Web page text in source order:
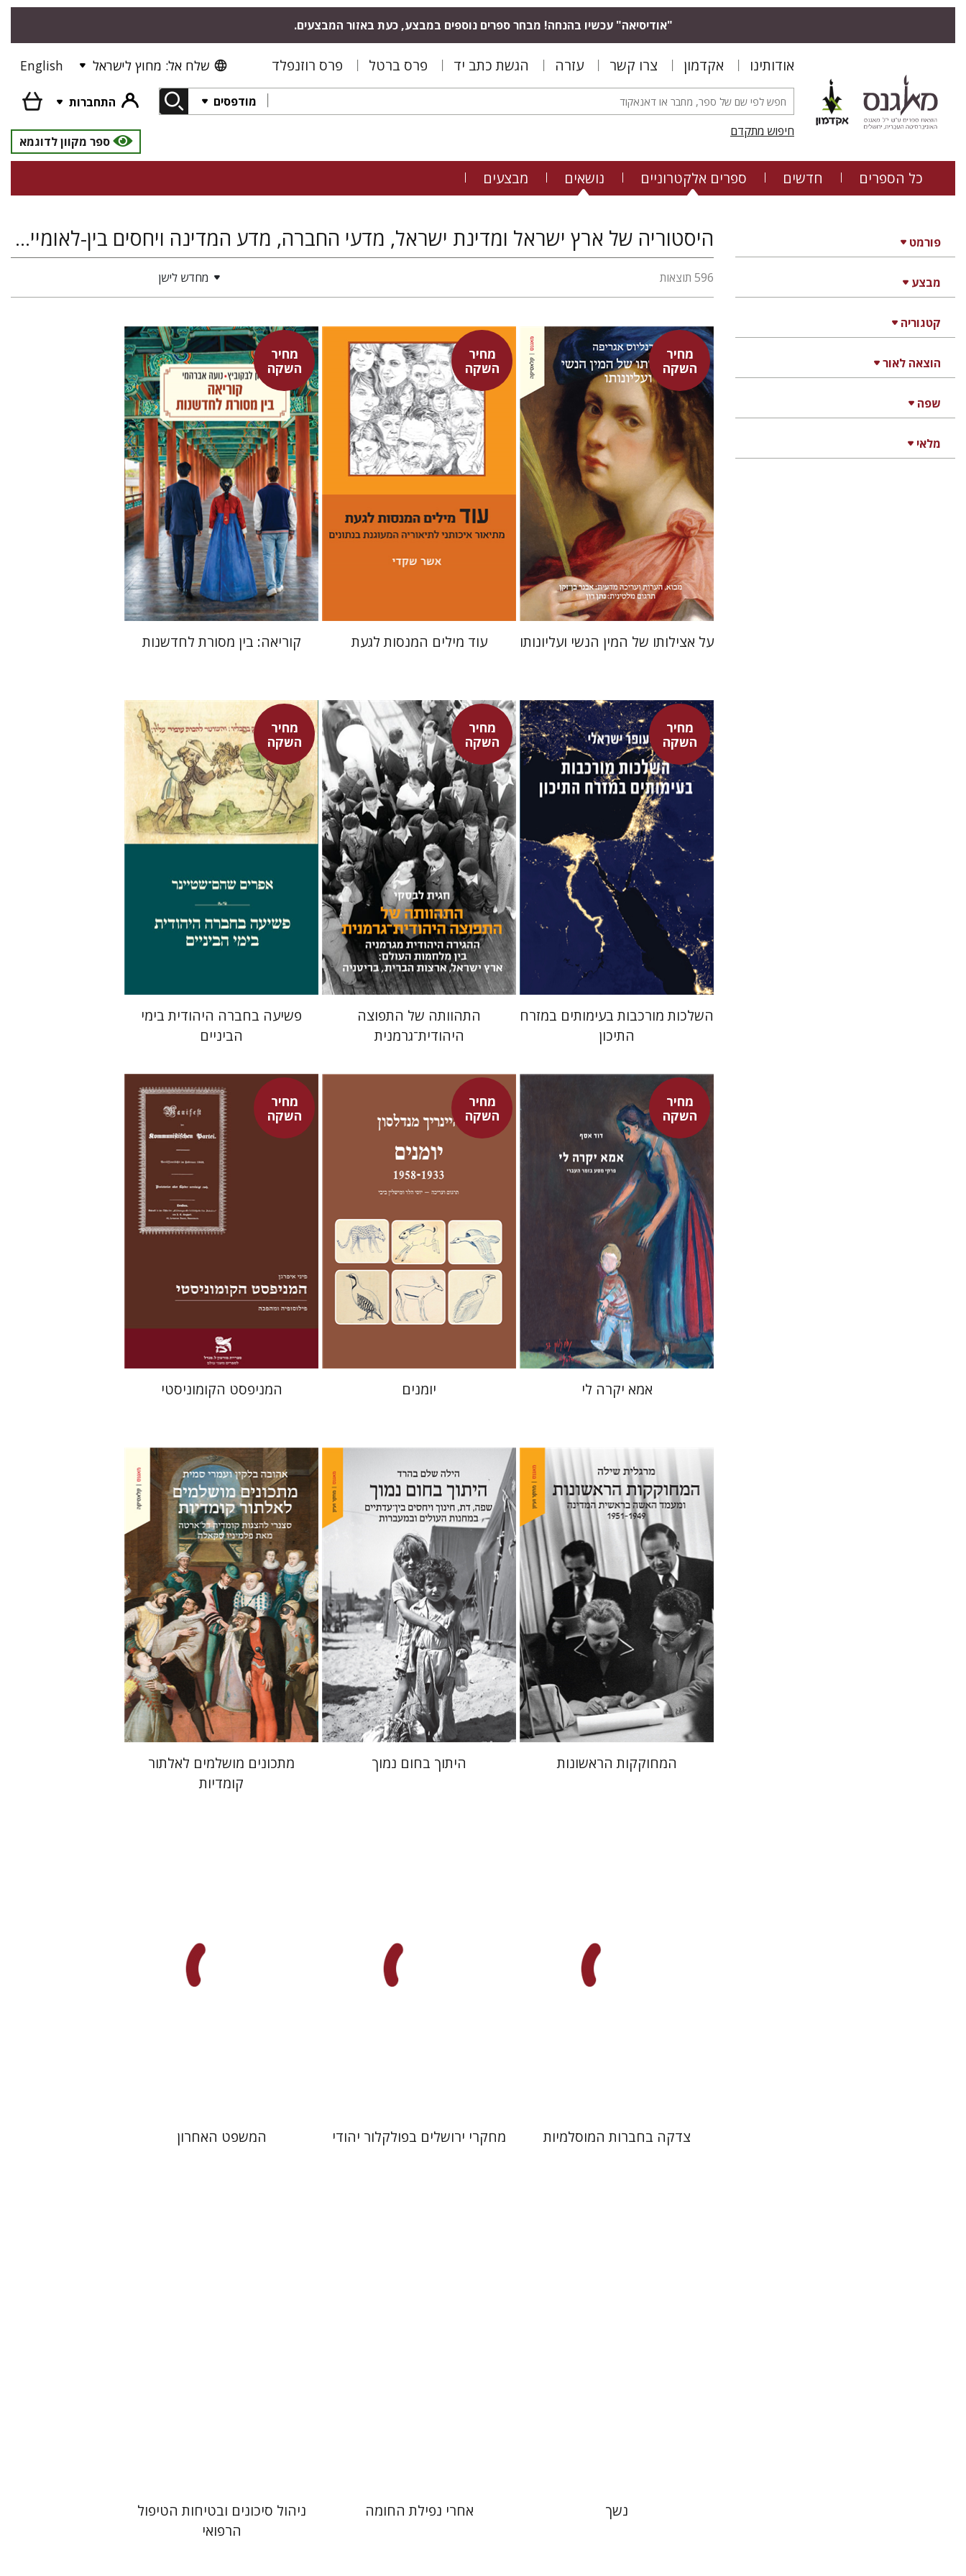
"אודיסיאה" עכשיו בהנחה! מבחר ספרים נוספים במבצע, כעת באזור המבצעים.
אודותינו אקדמון צרו קשר עזרה הגשת כתב יד פרס ברטל פרס רוזנפלד שלח אל: מחוץ לישראל English
מודפסים
התחברות
חיפוש מתקדם
ספר מקוון לדוגמא
כל הספרים חדשים ספרים אלקטרוניים נושאים מבצעים
פורמט
מבצע
קטגוריה
הוצאה לאור
שפה
מלאי
היסטוריה של ארץ ישראל ומדינת ישראל, מדעי החברה, מדע המדינה ויחסים בין-לאומיים, כלכלה
596 תוצאות מחדש לישן
מחיר
השקה
היינריך קורנליוס אגריפה
אבנר בן-זקן
נתן רון
מחיר השקה
$31
$22
על אצילותו של המין הנשי ועליונותו
מחיר
השקה
אשר שקדי
עוד מילים המנסות לגעת
מחיר
השקה
אלון לבקוביץ נועה אברהמי
מחיר השקה
$35
$24
קוריאה: בין מסורת לחדשנות
מחיר
השקה
עופר ישראלי
גיא הרלינג
מחיר השקה
$29
השלכות מורכבות בעימותים במזרח
התיכון
מחיר
השקה
חגית לבסקי
מאירה טורצקי
מחיר השקה
$34
$24
התהוותה של התפוצה
היהודית־גרמנית
מחיר
השקה
אפרים שהם-שטיינר
מחיר השקה
$42
$29
פשיעה בחברה היהודית בימי
הביניים
מחיר
השקהדוד אסף
מחיר השקה
$53
$37
אמא יקרה לי
מחיר
השקההיינריך מנדלסון
יוסי הלר
מישלין ביבי
מחיר השקה
$35
$24
יומנים
מחיר
השקהפיני איפרגן
מחיר השקה
המניפסט הקומוניסטי
מרגלית שילה
הנחת אתר ספר מודפס
$42
$38
המחוקקות הראשונות
הילה שלם בהרד
הנחת אתר ספר מודפס
$46
$41
היתוך בחום נמוך
אהובה בלקין עמרי סמית
הנחת אתר ספר מודפס
$42
$38
מתכונים מושלמים לאלתור
קומדיות
צדקה בחברות המוסלמיות מחקרי ירושלים בפולקלור יהודי המשפט האחרון
נשך אחרי נפילת החומה
ניהול סיכונים ובטיחות הטיפול
הרפואי